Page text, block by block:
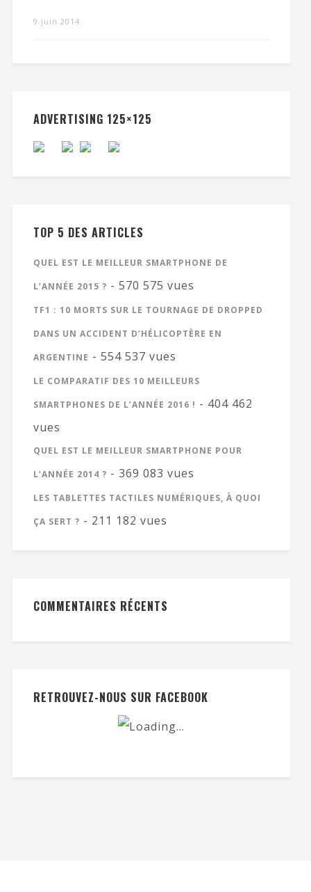
9 juin 2014
ADVERTISING 125×125
TOP 5 DES ARTICLES
QUEL EST LE MEILLEUR SMARTPHONE DE
L’ANNÉE 2015 ? - 570 575 vues
TF1 : 10 MORTS SUR LE TOURNAGE DE DROPPED
DANS UN ACCIDENT D’HÉLICOPTÈRE EN
ARGENTINE - 554 537 vues
LE COMPARATIF DES 10 MEILLEURS
SMARTPHONES DE L’ANNÉE 2016 ! - 404 462
vues
QUEL EST LE MEILLEUR SMARTPHONE POUR
L’ANNÉE 2014 ? - 369 083 vues
LES TABLETTES TACTILES NUMÉRIQUES, À QUOI
ÇA SERT ? - 211 182 vues
COMMENTAIRES RÉCENTS
RETROUVEZ-NOUS SUR FACEBOOK